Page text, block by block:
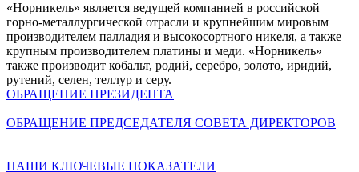
«Норникель» является ведущей компанией в российской
горно-металлургической отрасли и крупнейшим мировым
производителем палладия и высокосортного никеля, а также
крупным производителем платины и меди. «Норникель»
также производит кобальт, родий, серебро, золото, иридий,
рутений, селен, теллур и серу.
ОБРАЩЕНИЕ ПРЕЗИДЕНТА
ОБРАЩЕНИЕ ПРЕДСЕДАТЕЛЯ СОВЕТА ДИРЕКТОРОВ
НАШИ КЛЮЧЕВЫЕ ПОКАЗАТЕЛИ